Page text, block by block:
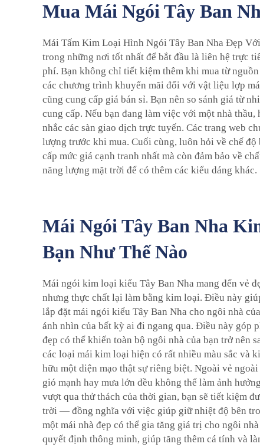
Mua Mái Ngói Tây Ban
Mái Tấm Kim Loại Hình Ngói Tây Ban Nha Đẹp
trong những nơi tốt nhất để bắt đầu là liên hệ trực
phí. Bạn không chỉ tiết kiệm thêm khi mua từ
các chương trình khuyến mãi đối với vật liệu lợp
cũng cung cấp giá bán sỉ. Bạn nên so sánh giá từ
cung cấp. Nếu bạn đang làm việc với một nhà
nhắc các sàn giao dịch trực tuyến. Các trang web
lượng trước khi mua. Cuối cùng, luôn hỏi về chế
cấp mức giá cạnh tranh nhất mà còn đảm bảo về
năng lượng mặt trời để có thêm các kiểu dáng khác.
Mái Ngói Tây Ban Nha
Bạn Như Thế Nào
Mái ngói kim loại kiểu Tây Ban Nha mang đến vẻ
nhưng thực chất lại làm bằng kim loại. Điều này
lắp đặt mái ngói kiểu Tây Ban Nha cho ngôi nhà
ánh nhìn của bất kỳ ai đi ngang qua. Điều này góp
đẹp có thể khiến toàn bộ ngôi nhà của bạn trở nên
các loại mái kim loại hiện có rất nhiều màu sắc và
hữu một diện mạo thật sự riêng biệt. Ngoài vẻ
gió mạnh hay mưa lớn đều không thể làm ảnh
vượt qua thử thách của thời gian, bạn sẽ tiết kiệm
trời — đồng nghĩa với việc giúp giữ nhiệt độ bên
một mái nhà đẹp có thể gia tăng giá trị cho ngôi
quyết định thông minh, giúp tăng thêm cá tính và